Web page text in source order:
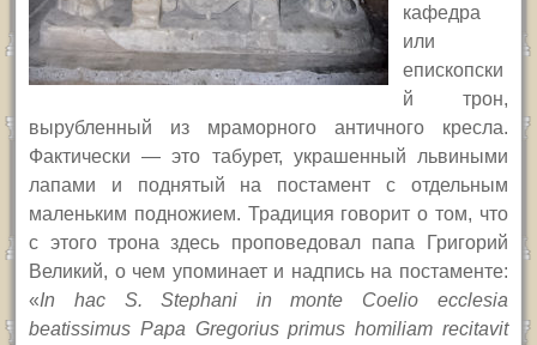
кафедра
или
епископски
й трон,
вырубленный из мраморного античного кресла.
Фактически — это табурет, украшенный львиными
лапами и поднятый на постамент с отдельным
маленьким подножием. Традиция говорит о том, что
с этого трона здесь проповедовал папа Григорий
Великий, о чем упоминает и надпись на постаменте:
«In hac S. Stephani in monte Coelio ecclesia
beatissimus Papa Gregorius primus homiliam recitavit